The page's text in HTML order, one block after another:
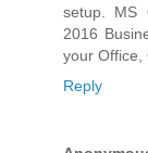
setup. MS
2016
your Office,
Reply